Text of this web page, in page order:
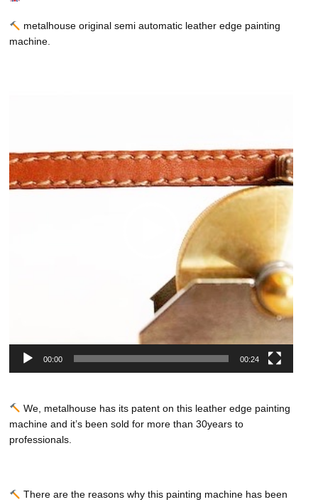
metalhouse original semi automatic leather edge painting
machine.
ー
ヤ
ー
00:00 00:24
We, metalhouse has its patent on this leather edge painting
machine and it’s been sold for more than 30years to
professionals.
There are the reasons why this painting machine has been